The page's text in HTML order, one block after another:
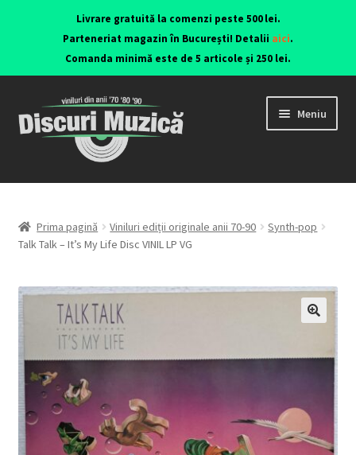
Livrare gratuită la comenzi peste 500 lei.
Parteneriat magazin în București! Detalii aici.
Comanda minimă este de 5 articole și 250 lei.
Meniu
Viniluri ediții originale anii 70-90
CD-uri originale
Echipamente
Listă produse
Oferta lunii
Prima pagină Viniluri ediții originale anii 70-90
Synth-pop
Talk Talk – It’s My Life Disc VINIL LP VG